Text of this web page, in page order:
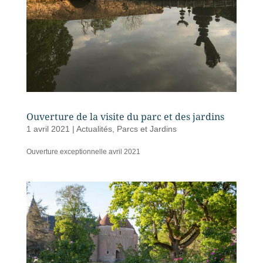
Ouverture de la visite du parc et des jardins
1 avril 2021 | Actualités, Parcs et Jardins
Ouverture exceptionnelle avril 2021